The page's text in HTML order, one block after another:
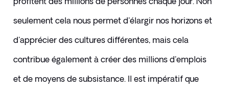
seulement cela nous permet d'élargir nos horizons et
d'apprécier des cultures différentes, mais cela
contribue également à créer des millions d'emplois
et de moyens de subsistance. Il est impératif que